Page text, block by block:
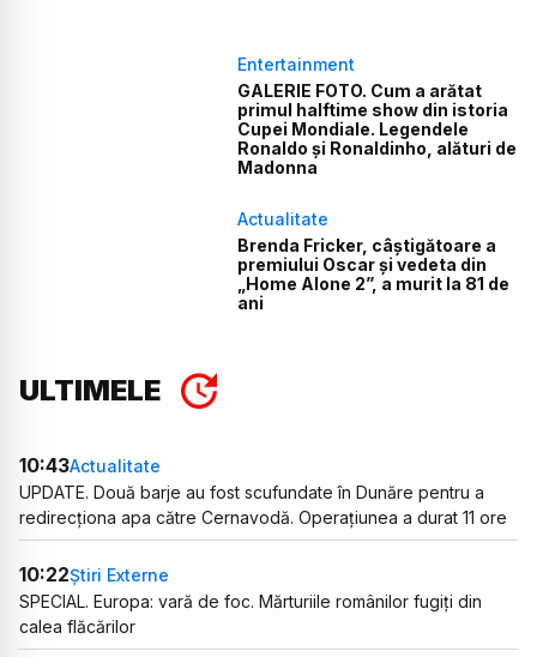
Entertainment
GALERIE FOTO. Cum a arătat
primul halftime show din istoria
Cupei Mondiale. Legendele
Ronaldo și Ronaldinho, alături de
Madonna
Actualitate
Brenda Fricker, câștigătoare a
premiului Oscar și vedeta din
„Home Alone 2”, a murit la 81 de
ani
ULTIMELE
10:43Actualitate
UPDATE. Două barje au fost scufundate în Dunăre pentru a
redirecționa apa către Cernavodă. Operațiunea a durat 11 ore
10:22Știri Externe
SPECIAL. Europa: vară de foc. Mărturiile românilor fugiți din
calea flăcărilor